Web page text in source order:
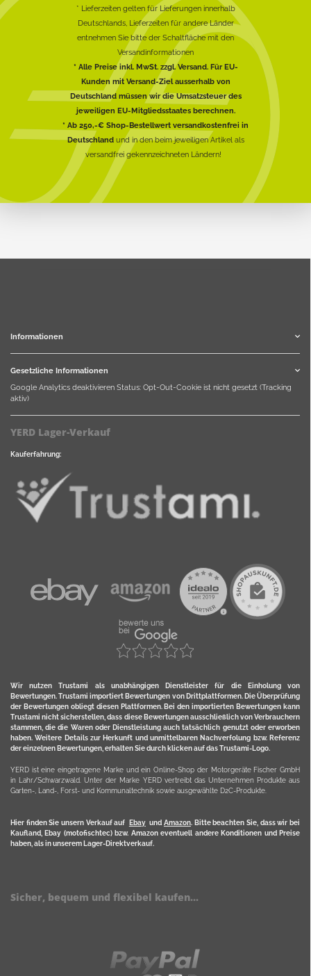
* Lieferzeiten gelten für Lieferungen innerhalb
Deutschlands, Lieferzeiten für andere Länder
entnehmen Sie bitte der Schaltfläche mit den
Versandinformationen
* Alle Preise inkl. MwSt. zzgl. Versand. Für EU-
Kunden mit Versand-Ziel ausserhalb von
Deutschland müssen wir die Umsatzsteuer des
jeweiligen EU-Mitgliedsstaates berechnen.
* Ab 250,-€ Shop-Bestellwert versandkostenfrei in
Deutschlandund in den beim jeweiligen Artikel als
versandfrei gekennzeichneten Ländern!
Informationen
Gesetzliche Informationen
Google Analytics deaktivieren Status: Opt-Out-Cookie ist nicht gesetzt (Tracking
aktiv)
YERD Lager-Verkauf
Kauferfahrung:
Wir nutzen Trustami als unabhängigen Dienstleister für die Einholung von
Bewertungen. Trustami importiert Bewertungen von Drittplattformen. Die Überprüfung
der Bewertungen obliegt diesen Plattformen. Bei den importierten Bewertungen kann
Trustami nicht sicherstellen, dass diese Bewertungen ausschließlich von Verbrauchern
stammen, die die Waren oder Dienstleistung auch tatsächlich genutzt oder erworben
haben. Weitere Details zur Herkunft und unmittelbaren Nachverfolung bzw. Referenz
der einzelnen Bewertungen, erhalten Sie durch klicken auf das Trustami-Logo.
YERD ist eine eingetragene Marke und ein Online-Shop der Motorgeräte Fischer GmbH
in Lahr/Schwarzwald. Unter der Marke YERD vertreibt das Unternehmen Produkte aus
Garten-, Land-, Forst- und Kommunaltechnik sowie ausgewählte D2C-Produkte.
Hier finden Sie unsern Verkauf auf Ebayund Amazon. Bitte beachten Sie, dass wir bei
Kaufland, Ebay (motofischtec) bzw. Amazon eventuell andere Konditionen und Preise
haben, als in unserem Lager-Direktverkauf.
Sicher, bequem und flexibel kaufen...